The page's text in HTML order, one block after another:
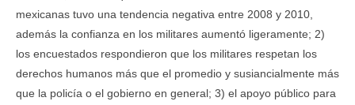
mexicanas tuvo una tendencia negativa entre 2008 y 2010,
además la confianza en los militares aumentó ligeramente; 2)
los encuestados respondieron que los militares respetan los
derechos humanos más que el promedio y susiancialmente más
que la policía o el gobierno en general; 3) el apoyo público para